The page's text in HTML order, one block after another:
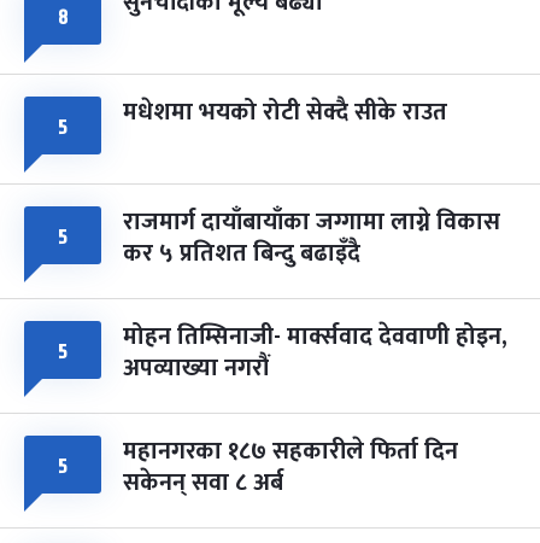
८
५ मधेशमा भयको रोटी सेक्दै सीके राउत
५ राजमार्ग दायाँबायाँका जग्गामा लाग्ने विकास
कर ५ प्रतिशत बिन्दु बढाइँदै
५ मोहन तिम्सिनाजी- मार्क्सवाद देववाणी होइन,
अपव्याख्या नगरौं
५ महानगरका १८७ सहकारीले फिर्ता दिन
सकेनन् सवा ८ अर्ब